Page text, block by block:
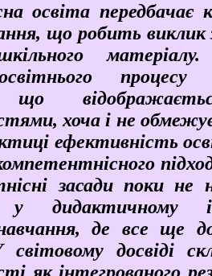
освіта передбачає
що робить виклик
що
хоча і не
ефективність
засади поки
у дидактичному
де все ще
досвіді